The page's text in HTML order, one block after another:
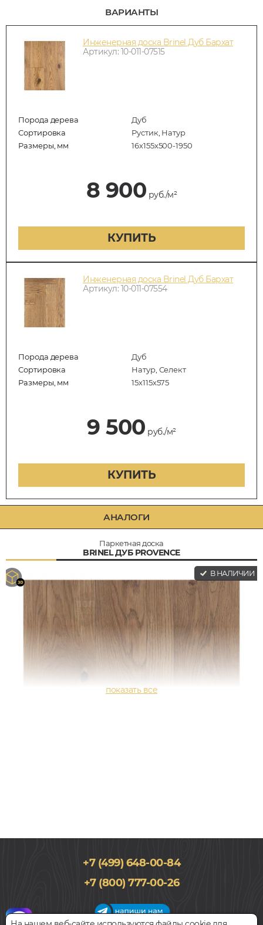
ВАРИАНТЫ
Инженерная доска Brinel Дуб Бархат
Артикул: 10-011-07515
Порода дерева
Дуб
Сортировка
Рустик, Натур
Размеры, мм
16х155х500-1950
8 900 руб./м²
КУПИТЬ
Инженерная доска Brinel Дуб Бархат
Артикул: 10-011-07554
Порода дерева
Дуб
Сортировка
Натур, Селект
Размеры, мм
15х115х575
9 500 руб./м²
КУПИТЬ
АНАЛОГИ
Паркетная доска
BRINEL ДУБ PROVENCE
В НАЛИЧИИ
15x155, 1200-1450мм
Дуб, Однополосный, Лак, Рустик, Натур
Цена за 1 м² 8 400руб.
+7 (499) 648-00-84
+7 (800) 777-00-26